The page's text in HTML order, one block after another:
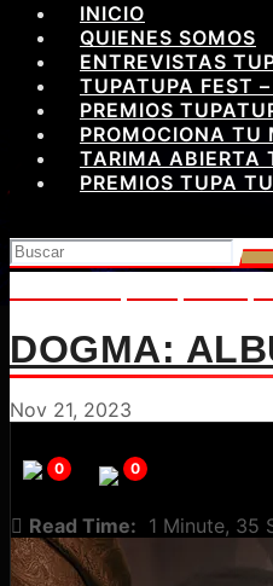
INICIO
QUIENES SOMOS
ENTREVISTAS
TUPATUPA FEST
PREMIOS
PROMOCIONA TU
TARIMA ABIERTA
PREMIOS TUPA
DOGMA:
Nov 21, 2023
0 0
Read Time: 1 Minute, 35